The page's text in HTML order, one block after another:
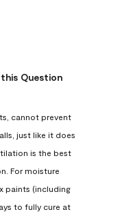
Question
cannot prevent
just like it does
is the best
For moisture
paints (including
to fully cure at